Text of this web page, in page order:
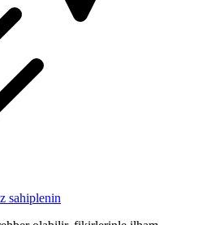
sahiplenin